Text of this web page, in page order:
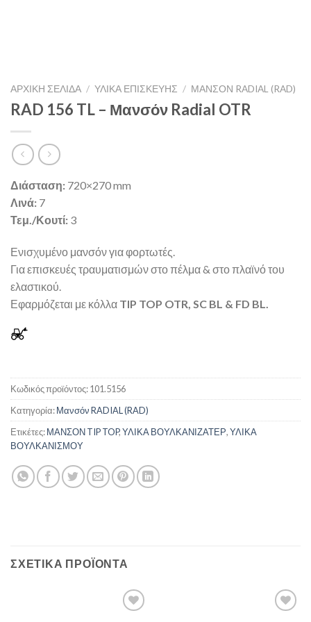
ΑΡΧΙΚΉ ΣΕΛΊΔΑ / ΥΛΙΚΑ ΕΠΙΣΚΕΥΗΣ / ΜΑΝΣΌΝ RADIAL (RAD)
RAD 156 TL – Μανσόν Radial OTR
Διάσταση: 720×270 mm
Λινά: 7
Τεμ./Κουτί: 3
Ενισχυμένο μανσόν για φορτωτές.
Για επισκευές τραυματισμών στο πέλμα & στο πλαϊνό του
ελαστικού.
Εφαρμόζεται με κόλλα TIP TOP OTR, SC BL & FD BL.
Κωδικός προϊόντος:101.5156
Κατηγορία:Μανσόν RADIAL (RAD)
Ετικέτες:ΜΑΝΣΟΝ TIP TOP,ΥΛΙΚΑ ΒΟΥΛΚΑΝΙΖΑΤΕΡ,ΥΛΙΚΑ
ΒΟΥΛΚΑΝΙΣΜΟΥ
ΣΧΕΤΙΚΆ ΠΡΟΪΌΝΤΑ